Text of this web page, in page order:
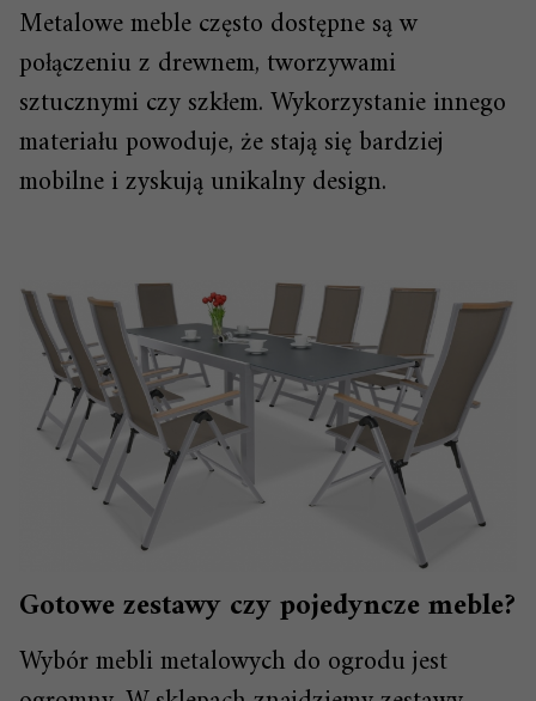
Metalowe meble często dostępne są w
połączeniu z drewnem, tworzywami
sztucznymi czy szkłem. Wykorzystanie innego
materiału powoduje, że stają się bardziej
mobilne i zyskują unikalny design.
Gotowe zestawy czy pojedyncze meble?
Wybór mebli metalowych do ogrodu jest